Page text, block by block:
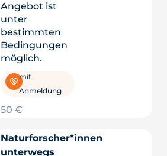
Angebot ist
unter
bestimmten
Bedingungen
möglich.
mit
Anmeldung
50 €
Naturforscher*innen
unterwegs